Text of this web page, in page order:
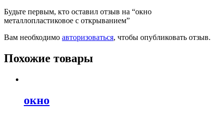
Будьте первым, кто оставил отзыв на “окно
металлопластиковое с открыванием”
Вам необходимо авторизоваться, чтобы опубликовать отзыв.
Похожие товары
окно